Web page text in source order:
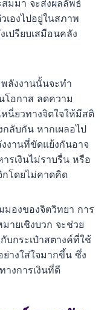
ปสรรค เปิดทางความ
นคงและผู้ใหญ่
เงินและโอกาสดีๆ
มเหนื่อยล้า รับทรัพย์
รับทรัพย์
มมา จะส่งผลลัพธ์
เองไปอยู่ในสภาพ
ปรียบเสมือนคลัง
ลังงานนั้นจะทำ
อกาส ลดความ
นี่ยวทางจิตใจให้มีสติ
กลับกัน หากเผลอไป
งานที่ขัดแย้งกันอาจ
รเงินไม่ราบรื่น หรือ
กโดยไม่คาดคิด
มองของจิตวิทยา การ
ายเชิงบวก จะช่วย
บกระเป๋าสตางค์ที่ใช้
ย่างใส่ใจมากขึ้น ซึ่ง
งการเงินที่ดี